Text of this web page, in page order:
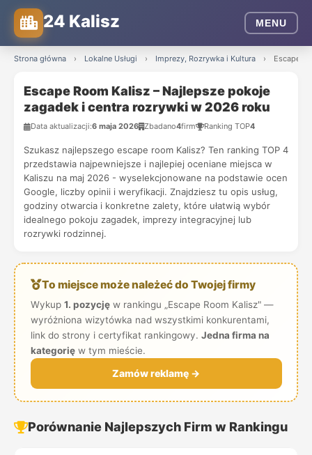
24 Kalisz MENU
Strona główna › Lokalne Usługi › Imprezy, Rozrywka i Kultura › Escape
Escape Room Kalisz – Najlepsze pokoje
zagadek i centra rozrywki w 2026 roku
Data aktualizacji:6 maja 2026 Zbadano4firm Ranking TOP4
Szukasz najlepszego escape room Kalisz? Ten ranking TOP 4
przedstawia najpewniejsze i najlepiej oceniane miejsca w
Kaliszu na maj 2026 - wyselekcjonowane na podstawie ocen
Google, liczby opinii i weryfikacji. Znajdziesz tu opis usług,
godziny otwarcia i konkretne zalety, które ułatwią wybór
idealnego pokoju zagadek, imprezy integracyjnej lub
rozrywki rodzinnej.
To miejsce może należeć do Twojej firmy
Wykup 1. pozycjęw rankingu „Escape Room Kalisz" —
wyróżniona wizytówka nad wszystkimi konkurentami,
link do strony i certyfikat rankingowy. Jedna firma na
kategorięw tym mieście.
Zamów reklamę →
Porównanie Najlepszych Firm w Rankingu